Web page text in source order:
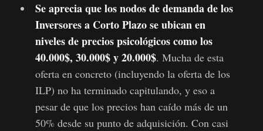
Se aprecia que los nodos de demanda de los
Inversores a Corto Plazo se ubican en
niveles de precios psicológicos como los
40.000$, 30.000$ y 20.000$. Mucha de esta
oferta en concreto (incluyendo la oferta de los
ILP) no ha terminado capitulando, y eso a
pesar de que los precios han caído más de un
50% desde su punto de adquisición. Con casi